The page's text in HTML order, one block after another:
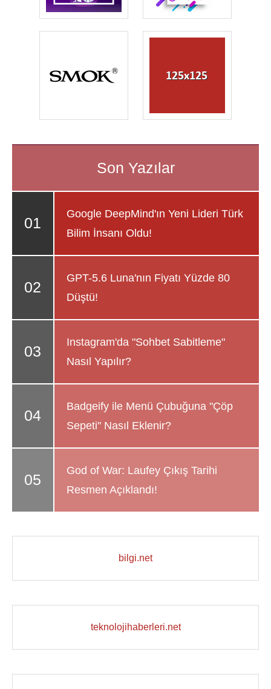
Google DeepMind'ın Yeni Lideri Türk
Bilim İnsanı Oldu!
GPT-5.6 Luna'nın Fiyatı Yüzde 80
Düştü!
Instagram'da "Sohbet Sabitleme"
Nasıl Yapılır?
Badgeify ile Menü Çubuğuna "Çöp
Sepeti" Nasıl Eklenir?
God of War: Laufey Çıkış Tarihi
Resmen Açıklandı!
bilgi.net
teknolojihaberleri.net